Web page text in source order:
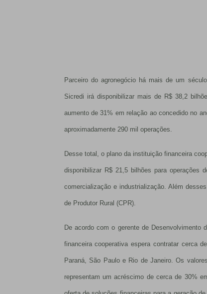
Parceiro do agronegócio há mais de um
Sicredi irá disponibilizar mais de R$ 38,2
aumento de 31% em relação ao concedido no
aproximadamente 290 mil operações.
Desse total, o plano da instituição financeira
disponibilizar R$ 21,5 bilhões para operações
comercialização e industrialização. Além
de Produtor Rural (CPR).
De acordo com o gerente de
financeira cooperativa espera contratar cerca
Paraná, São Paulo e Rio de Janeiro. Os
representam um acréscimo de cerca de 30%